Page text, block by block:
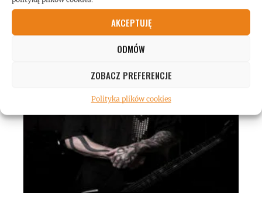
AKCEPTUJĘ
ODMÓW
ZOBACZ PREFERENCJE
Polityka plików cookies